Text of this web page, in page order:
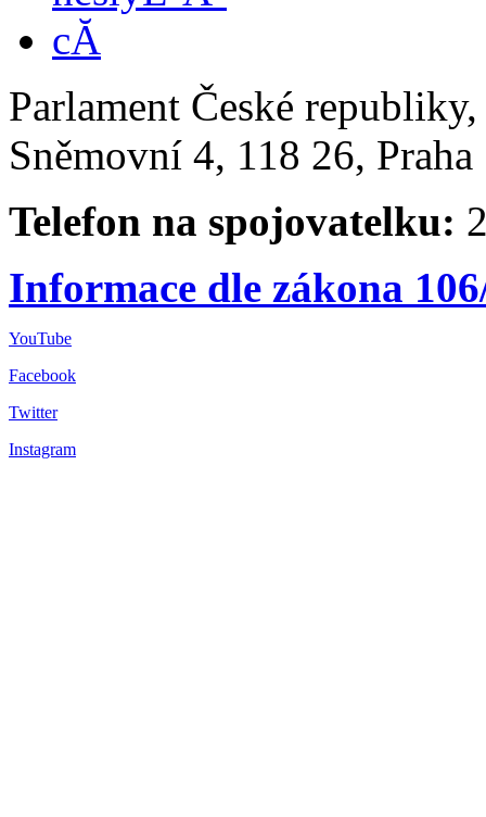
Parlament České
Sněmovní 4, 118 26,
Telefon na spojovatelku:
Informace dle zákona
YouTube
Facebook
Twitter
Instagram